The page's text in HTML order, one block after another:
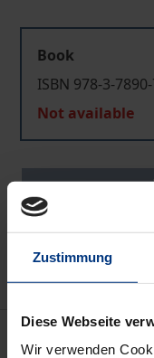
Zustimmung
Diese Webseite
Wir verwenden
Book
ISBN 978-3-
Not available
Add to Wish List
Bibliographical